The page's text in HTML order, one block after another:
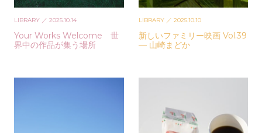
LIBRARY ／ 2025.10.14
Your Works Welcome 世
界中の作品が集う場所
LIBRARY／ 2025.10.10
新しいファミリー映画 Vol.39
— 山崎まどか